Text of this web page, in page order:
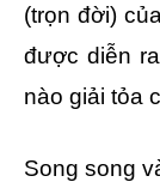
(trọn đời)
được diễn
nào giải tỏa
Song song